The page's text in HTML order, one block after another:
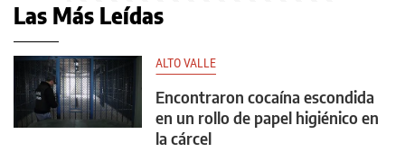
Las Más Leídas
ALTO VALLE
Encontraron cocaína escondida
en un rollo de papel higiénico en
la cárcel